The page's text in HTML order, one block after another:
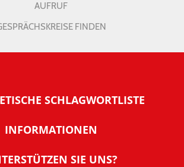
AUFRUF
FINDEN
SCHLAGWORTLISTE
INFORMATIONEN
Warum NachDenkSeiten
SIE UNS?